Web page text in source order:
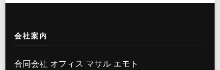
会社案内
合同会社 オフィス マサル エモト